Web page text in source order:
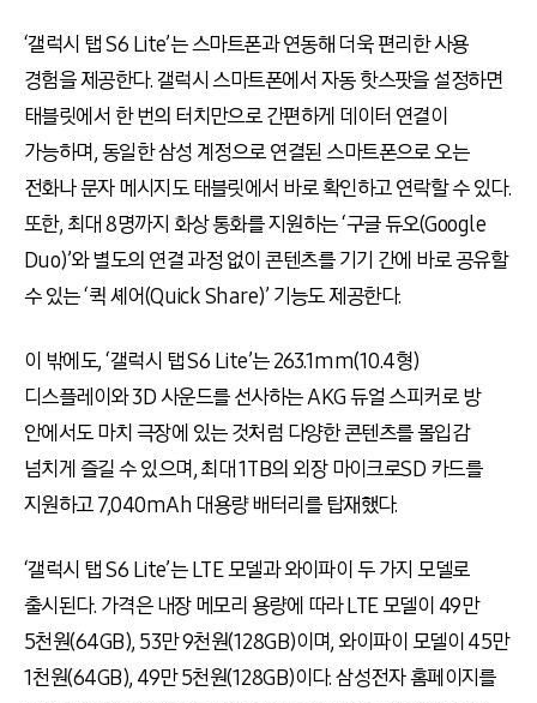
‘갤럭시 탭 S6 Lite’는 스마트폰과 연동해 더욱 편리한 사용
경험을 제공한다. 갤럭시 스마트폰에서 자동 핫스팟을 설정하면
태블릿에서 한 번의 터치만으로 간편하게 데이터 연결이
가능하며, 동일한 삼성 계정으로 연결된 스마트폰으로 오는
전화나 문자 메시지도 태블릿에서 바로 확인하고 연락할 수 있다.
또한, 최대 8명까지 화상 통화를 지원하는 ‘구글 듀오(Google
Duo)’와 별도의 연결 과정 없이 콘텐츠를 기기 간에 바로 공유할
수 있는 ‘퀵 셰어(Quick Share)’ 기능도 제공한다.
이 밖에도, ‘갤럭시 탭 S6 Lite’는 263.1mm(10.4형)
디스플레이와 3D 사운드를 선사하는 AKG 듀얼 스피커로 방
안에서도 마치 극장에 있는 것처럼 다양한 콘텐츠를 몰입감
넘치게 즐길 수 있으며, 최대 1TB의 외장 마이크로SD 카드를
지원하고 7,040mAh 대용량 배터리를 탑재했다.
‘갤럭시 탭 S6 Lite’는 LTE 모델과 와이파이 두 가지 모델로
출시된다. 가격은 내장 메모리 용량에 따라 LTE 모델이 49만
5천원(64GB), 53만 9천원(128GB)이며, 와이파이 모델이 45만
1천원(64GB), 49만 5천원(128GB)이다. 삼성전자 홈페이지를